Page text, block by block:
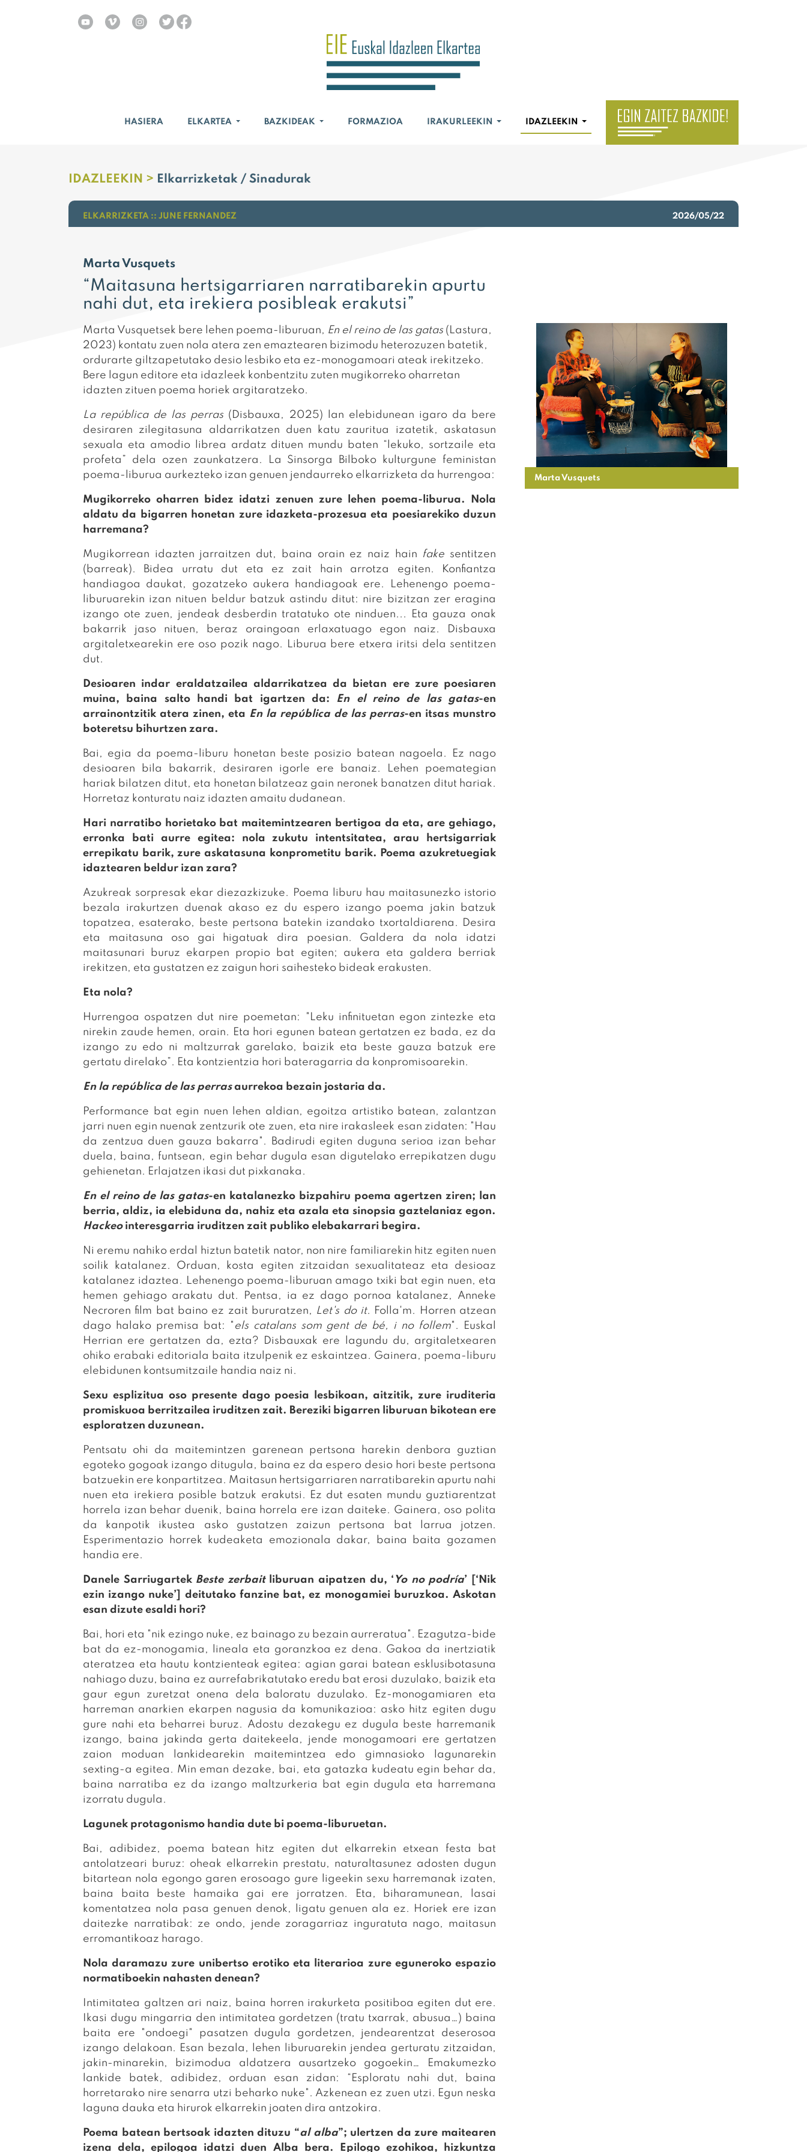
HASIERA ELKARTEA BAZKIDEAK FORMAZIOA IRAKURLEEKIN IDAZLEEKIN
IDAZLEEKIN > Elkarrizketak / Sinadurak
ELKARRIZKETA :: JUNE FERNANDEZ 2026/05/22
Marta Vusquets
“Maitasuna hertsigarriaren narratibarekin apurtu
nahi dut, eta irekiera posibleak erakutsi”
Marta Vusquetsek bere lehen poema-liburuan, En el reino de las gatas (Lastura,
2023) kontatu zuen nola atera zen emaztearen bizimodu heterozuzen batetik,
ordurarte giltzapetutako desio lesbiko eta ez-monogamoari ateak irekitzeko.
Bere lagun editore eta idazleek konbentzitu zuten mugikorreko oharretan
idazten zituen poema horiek argitaratzeko.
La república de las perras (Disbauxa, 2025) lan elebidunean igaro da bere
desiraren zilegitasuna aldarrikatzen duen katu zauritua izatetik, askatasun
sexuala eta amodio librea ardatz dituen mundu baten “lekuko, sortzaile eta
profeta” dela ozen zaunkatzera. La Sinsorga Bilboko kulturgune feministan
poema-liburua aurkezteko izan genuen jendaurreko elkarrizketa da hurrengoa:
Mugikorreko oharren bidez idatzi zenuen zure lehen poema-liburua. Nola
aldatu da bigarren honetan zure idazketa-prozesua eta poesiarekiko duzun
harremana?
Mugikorrean idazten jarraitzen dut, baina orain ez naiz hain fake sentitzen
(barreak). Bidea urratu dut eta ez zait hain arrotza egiten. Konfiantza
handiagoa daukat, gozatzeko aukera handiagoak ere. Lehenengo poema-
liburuarekin izan nituen beldur batzuk astindu ditut: nire bizitzan zer eragina
izango ote zuen, jendeak desberdin tratatuko ote ninduen... Eta gauza onak
bakarrik jaso nituen, beraz oraingoan erlaxatuago egon naiz. Disbauxa
argitaletxearekin ere oso pozik nago. Liburua bere etxera iritsi dela sentitzen
dut.
Desioaren indar eraldatzailea aldarrikatzea da bietan ere zure poesiaren
muina, baina salto handi bat igartzen da: En el reino de las gatas-en
arrainontzitik atera zinen, eta En la república de las perras-en itsas munstro
boteretsu bihurtzen zara.
Bai, egia da poema-liburu honetan beste posizio batean nagoela. Ez nago
desioaren bila bakarrik, desiraren igorle ere banaiz. Lehen poemategian
hariak bilatzen ditut, eta honetan bilatzeaz gain neronek banatzen ditut hariak.
Horretaz konturatu naiz idazten amaitu dudanean.
Hari narratibo horietako bat maitemintzearen bertigoa da eta, are gehiago,
erronka bati aurre egitea: nola zukutu intentsitatea, arau hertsigarriak
errepikatu barik, zure askatasuna konprometitu barik. Poema azukretuegiak
idaztearen beldur izan zara?
Azukreak sorpresak ekar diezazkizuke. Poema liburu hau maitasunezko istorio
bezala irakurtzen duenak akaso ez du espero izango poema jakin batzuk
topatzea, esaterako, beste pertsona batekin izandako txortaldiarena. Desira
eta maitasuna oso gai higatuak dira poesian. Galdera da nola idatzi
maitasunari buruz ekarpen propio bat egiten; aukera eta galdera berriak
irekitzen, eta gustatzen ez zaigun hori saihesteko bideak erakusten.
Eta nola?
Hurrengoa ospatzen dut nire poemetan: "Leku infinituetan egon zintezke eta
nirekin zaude hemen, orain. Eta hori egunen batean gertatzen ez bada, ez da
izango zu edo ni maltzurrak garelako, baizik eta beste gauza batzuk ere
gertatu direlako”. Eta kontzientzia hori bateragarria da konpromisoarekin.
En la república de las perrasaurrekoa bezain jostaria da.
Performance bat egin nuen lehen aldian, egoitza artistiko batean, zalantzan
jarri nuen egin nuenak zentzurik ote zuen, eta nire irakasleek esan zidaten: "Hau
da zentzua duen gauza bakarra". Badirudi egiten duguna serioa izan behar
duela, baina, funtsean, egin behar dugula esan digutelako errepikatzen dugu
gehienetan. Erlajatzen ikasi dut pixkanaka.
En el reino de las gatas-en katalanezko bizpahiru poema agertzen ziren; lan
berria, aldiz, ia elebiduna da, nahiz eta azala eta sinopsia gaztelaniaz egon.
Hackeointeresgarria iruditzen zait publiko elebakarrari begira.
Ni eremu nahiko erdal hiztun batetik nator, non nire familiarekin hitz egiten nuen
soilik katalanez. Orduan, kosta egiten zitzaidan sexualitateaz eta desioaz
katalanez idaztea. Lehenengo poema-liburuan amago txiki bat egin nuen, eta
hemen gehiago arakatu dut. Pentsa, ia ez dago pornoa katalanez, Anneke
Necroren film bat baino ez zait bururatzen, Let's do it. Folla'm. Horren atzean
dago halako premisa bat: " els catalans som gent de bé, i no follem". Euskal
Herrian ere gertatzen da, ezta? Disbauxak ere lagundu du, argitaletxearen
ohiko erabaki editoriala baita itzulpenik ez eskaintzea. Gainera, poema-liburu
elebidunen kontsumitzaile handia naiz ni.
Sexu esplizitua oso presente dago poesia lesbikoan, aitzitik, zure iruditeria
promiskuoa berritzailea iruditzen zait. Bereziki bigarren liburuan bikotean ere
esploratzen duzunean.
Pentsatu ohi da maitemintzen garenean pertsona harekin denbora guztian
egoteko gogoak izango ditugula, baina ez da espero desio hori beste pertsona
batzuekin ere konpartitzea. Maitasun hertsigarriaren narratibarekin apurtu nahi
nuen eta irekiera posible batzuk erakutsi. Ez dut esaten mundu guztiarentzat
horrela izan behar duenik, baina horrela ere izan daiteke. Gainera, oso polita
da kanpotik ikustea asko gustatzen zaizun pertsona bat larrua jotzen.
Esperimentazio horrek kudeaketa emozionala dakar, baina baita gozamen
handia ere.
Danele Sarriugartek Beste zerbaitliburuan aipatzen du, ‘ Yo no podría’ [‘Nik
ezin izango nuke’] deitutako fanzine bat, ez monogamiei buruzkoa. Askotan
esan dizute esaldi hori?
Bai, hori eta "nik ezingo nuke, ez bainago zu bezain aurreratua". Ezagutza-bide
bat da ez-monogamia, lineala eta goranzkoa ez dena. Gakoa da inertziatik
ateratzea eta hautu kontzienteak egitea: agian garai batean esklusibotasuna
nahiago duzu, baina ez aurrefabrikatutako eredu bat erosi duzulako, baizik eta
gaur egun zuretzat onena dela baloratu duzulako. Ez-monogamiaren eta
harreman anarkien ekarpen nagusia da komunikazioa: asko hitz egiten dugu
gure nahi eta beharrei buruz. Adostu dezakegu ez dugula beste harremanik
izango, baina jakinda gerta daitekeela, jende monogamoari ere gertatzen
zaion moduan lankidearekin maitemintzea edo gimnasioko lagunarekin
sexting-a egitea. Min eman dezake, bai, eta gatazka kudeatu egin behar da,
baina narratiba ez da izango maltzurkeria bat egin dugula eta harremana
izorratu dugula.
Lagunek protagonismo handia dute bi poema-liburuetan.
Bai, adibidez, poema batean hitz egiten dut elkarrekin etxean festa bat
antolatzeari buruz: oheak elkarrekin prestatu, naturaltasunez adosten dugun
bitartean nola egongo garen erosoago gure ligeekin sexu harremanak izaten,
baina baita beste hamaika gai ere jorratzen. Eta, biharamunean, lasai
komentatzea nola pasa genuen denok, ligatu genuen ala ez. Horiek ere izan
daitezke narratibak: ze ondo, jende zoragarriaz inguratuta nago, maitasun
erromantikoaz harago.
Nola daramazu zure unibertso erotiko eta literarioa zure eguneroko espazio
normatiboekin nahasten denean?
Intimitatea galtzen ari naiz, baina horren irakurketa positiboa egiten dut ere.
Ikasi dugu mingarria den intimitatea gordetzen (tratu txarrak, abusua…) baina
baita ere "ondoegi" pasatzen dugula gordetzen, jendearentzat deserosoa
izango delakoan. Esan bezala, lehen liburuarekin jendea gerturatu zitzaidan,
jakin-minarekin, bizimodua aldatzera ausartzeko gogoekin… Emakumezko
lankide batek, adibidez, orduan esan zidan: “Esploratu nahi dut, baina
horretarako nire senarra utzi beharko nuke". Azkenean ez zuen utzi. Egun neska
laguna dauka eta hirurok elkarrekin joaten dira antzokira.
Poema batean bertsoak idazten dituzu “al alba”; ulertzen da zure maitearen
izena dela, epilogoa idatzi duen Alba bera. Epilogo ezohikoa, hizkuntza
Marta Vusquets